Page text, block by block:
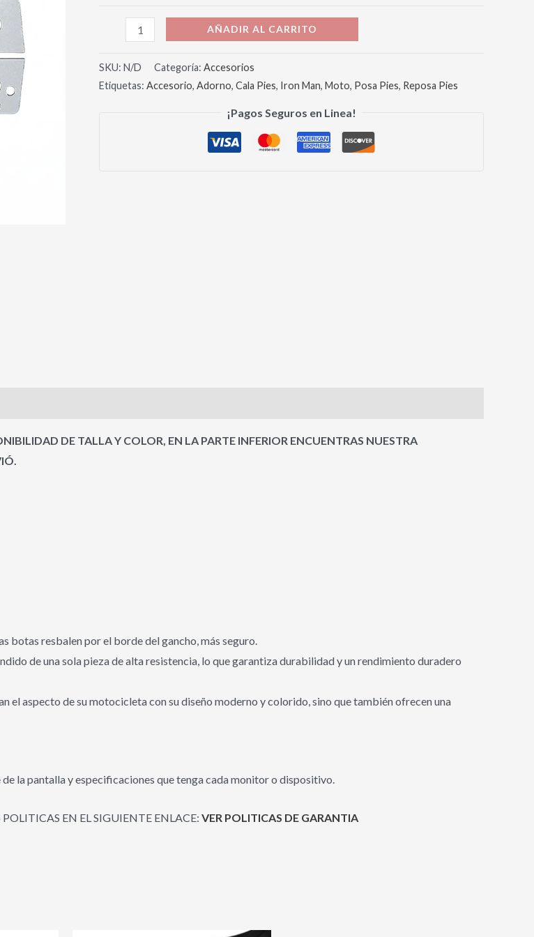
AÑADIR AL CARRITO
SKU: N/D Categoría: Accesorios
Etiquetas: Accesorio, Adorno, Cala Pies, Iron Man, Moto, Posa Pies, Reposa Pies
¡Pagos Seguros en Linea!
DE TALLA Y COLOR, EN LA PARTE INFERIOR ENCUENTRAS NUESTRA
botas resbalen por el borde del gancho, más seguro.
de una sola pieza de alta resistencia, lo que garantiza durabilidad y un rendimiento duradero
el aspecto de su motocicleta con su diseño moderno y colorido, sino que también ofrecen una
la pantalla y especificaciones que tenga cada monitor o dispositivo.
EN EL SIGUIENTE ENLACE: VER POLITICAS DE GARANTIA